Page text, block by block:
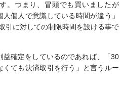
。つまり、冒頭でも買いましたが
人個人で意識している時間が違う」
引に対しての制限時間を設ける事で
確定をしているのであれば、「30
ても決済取引を行う」と言うルー